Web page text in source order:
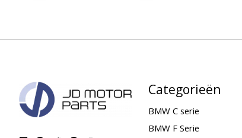
Categorieën
BMW C serie
BMW F Serie